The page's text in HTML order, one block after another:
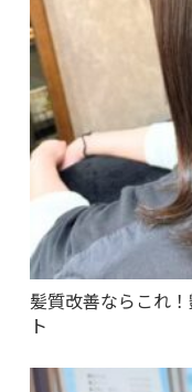
髪質改善ならこれ
ト